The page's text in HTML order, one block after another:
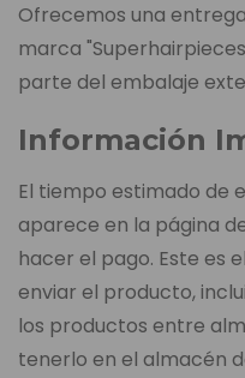
Ofrecemos una
marca
parte del embalaje
Información
El tiempo estimado de
aparece en la página
hacer el pago. Este es
enviar el producto,
los productos entre
tenerlo en el almacén